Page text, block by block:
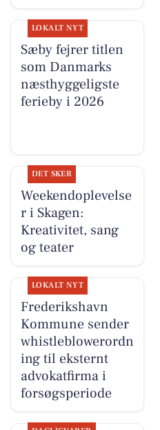
LOKALT NYT
Sæby fejrer titlen
som Danmarks
næsthyggeligste
ferieby i 2026
DET SKER
Weekendoplevelse
r i Skagen:
Kreativitet, sang
og teater
LOKALT NYT
Frederikshavn
Kommune sender
whistleblowerordn
ing til eksternt
advokatfirma i
forsøgsperiode